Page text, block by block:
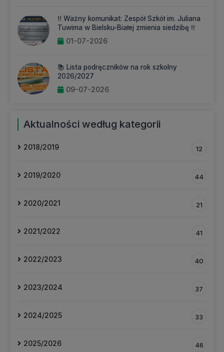
‼️ Ważny komunikat: Zespół Szkół im. Juliana
Tuwima w Bielsku-Białej zmienia siedzibę ‼️
01-07-2026
📚 Lista podręczników na rok szkolny
2026/2027
09-07-2026
Aktualności według kategorii
2018/2019 12
2019/2020 44
2020/2021 21
2021/2022 41
2022/2023 40
2023/2024 37
2024/2025 33
2025/2026 46